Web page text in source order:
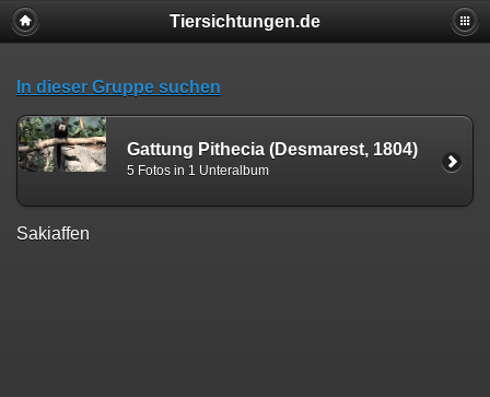
Tiersichtungen.de
In dieser Gruppe suchen
Gattung Pithecia (Desmarest, 1804)
5 Fotos in 1 Unteralbum
Sakiaffen